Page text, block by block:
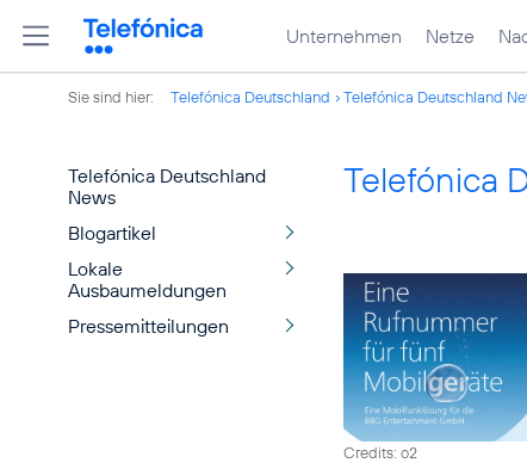
Unternehmen Netze
Sie sind hier: Telefónica Deutschland Telefónica Deutschland
Telefónica Deutschland
News
Blogartikel
Lokale
Ausbaumeldungen
Pressemitteilungen
Telefónica
Credits: o2